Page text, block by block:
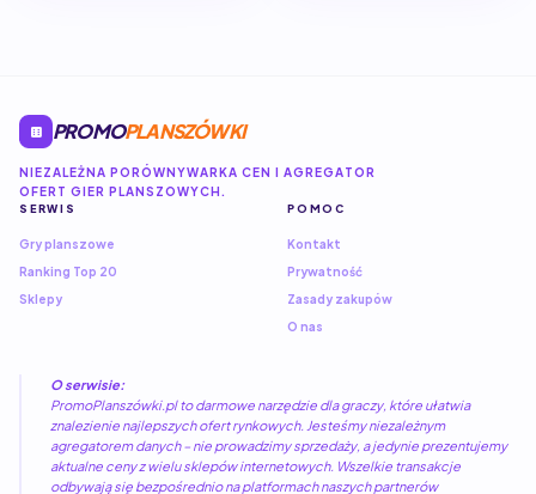
PROMOPLANSZÓWKI
NIEZALEŻNA PORÓWNYWARKA CEN I AGREGATOR
OFERT GIER PLANSZOWYCH.
SERWIS
Gry planszowe
Ranking Top 20
Sklepy
POMOC
Kontakt
Prywatność
Zasady zakupów
O nas
O serwisie:
PromoPlanszówki.pl to darmowe narzędzie dla graczy, które ułatwia
znalezienie najlepszych ofert rynkowych. Jesteśmy niezależnym
agregatorem danych – nie prowadzimy sprzedaży, a jedynie prezentujemy
aktualne ceny z wielu sklepów internetowych. Wszelkie transakcje
odbywają się bezpośrednio na platformach naszych partnerów